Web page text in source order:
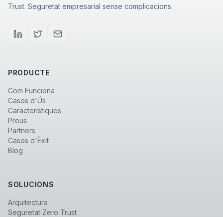
Trust. Seguretat empresarial sense complicacions.
PRODUCTE
Com Funciona
Casos d'Ús
Característiques
Preus
Partners
Casos d'Èxit
Blog
SOLUCIONS
Arquitectura
Seguretat Zero Trust